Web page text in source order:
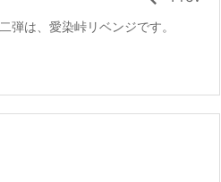
弾は、愛染峠リベンジです。